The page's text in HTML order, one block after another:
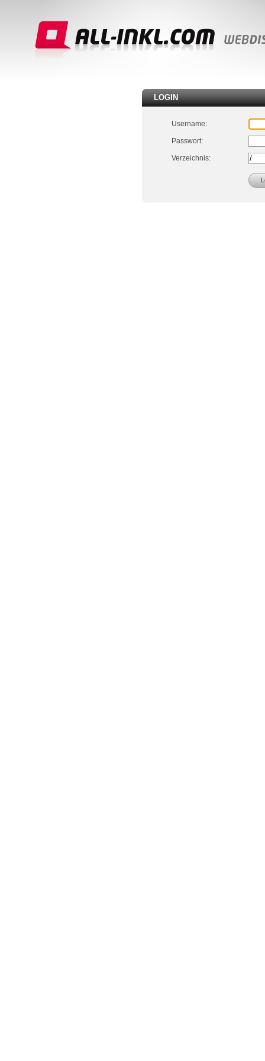
LOGIN
Username:
Passwort:
Verzeichnis: